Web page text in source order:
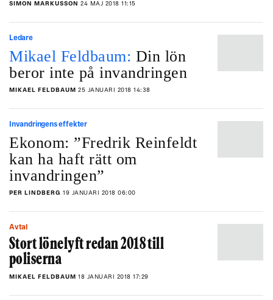
SIMON MARKUSSON 24 MAJ 2018 11:15
Ledare
Mikael Feldbaum: Din lön
beror inte på invandringen
MIKAEL FELDBAUM 25 JANUARI 2018 14:38
Invandringens effekter
Ekonom: ”Fredrik Reinfeldt
kan ha haft rätt om
invandringen”
PER LINDBERG 19 JANUARI 2018 06:00
Avtal
Stort lönelyft redan 2018 till
poliserna
MIKAEL FELDBAUM 18 JANUARI 2018 17:29